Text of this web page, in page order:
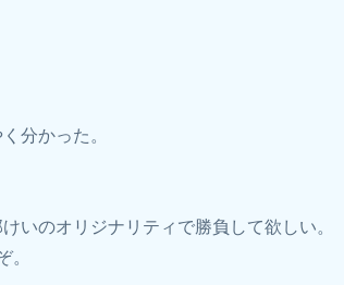
分かった。
いのオリジナリティで勝負して欲しい。
。